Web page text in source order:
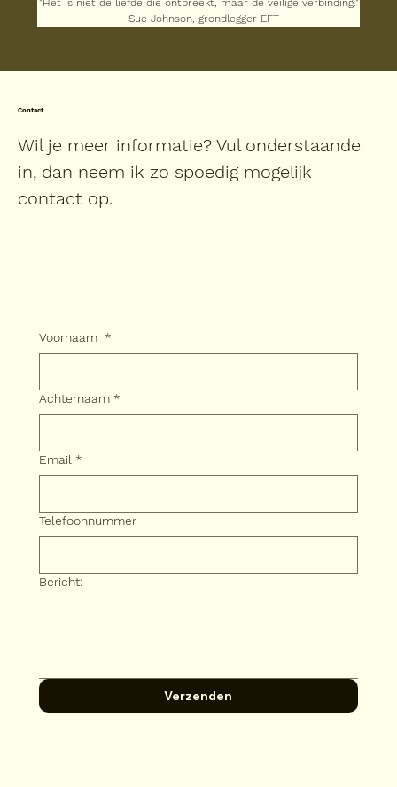
"Het is niet de liefde die ontbreekt, maar de veilige verbinding."
– Sue Johnson, grondlegger EFT
Contact
Wil je meer informatie? Vul onderstaande
in, dan neem ik zo spoedig mogelijk
contact op.
Voornaam *
Achternaam *
Email *
Telefoonnummer
Bericht:
Verzenden